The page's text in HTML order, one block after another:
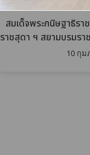
สมเด็จพระกนิษฐาธิรา
ราชสุดา ฯ สยามบรมรา
ทรงปฏิบัติพระราชก
10 กุม